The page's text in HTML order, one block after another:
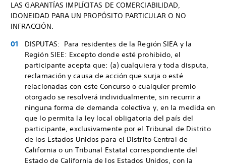
LAS GARANTÍAS IMPLÍCITAS DE COMERCIABILIDAD,
IDONEIDAD PARA UN PROPÓSITO PARTICULAR O NO
INFRACCIÓN.
DISPUTAS: Para residentes de la Región SIEA y la
Región SIEE: Excepto donde esté prohibido, el
participante acepta que: (a) cualquiera y toda disputa,
reclamación y causa de acción que surja o esté
relacionadas con este Concurso o cualquier premio
otorgado se resolverá individualmente, sin recurrir a
ninguna forma de demanda colectiva y, en la medida en
que lo permita la ley local obligatoria del país del
participante, exclusivamente por el Tribunal de Distrito
de los Estados Unidos para el Distrito Central de
California o un Tribunal Estatal correspondiente del
Estado de California de los Estados Unidos, con la